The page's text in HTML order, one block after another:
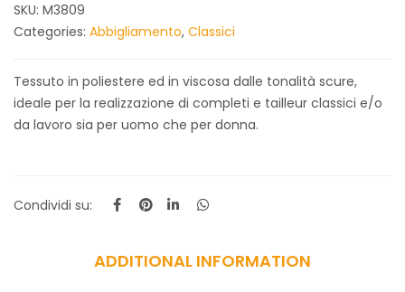
SKU: M3809
Categories: Abbigliamento, Classici
Tessuto in poliestere ed in viscosa dalle tonalità scure,
ideale per la realizzazione di completi e tailleur classici e/o
da lavoro sia per uomo che per donna.
Condividi su:
ADDITIONAL INFORMATION